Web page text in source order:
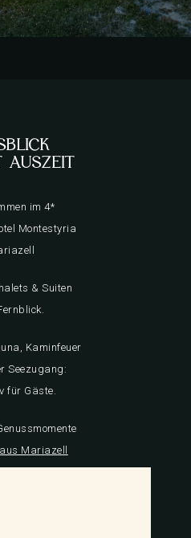
AUSZEIT
im 4*
Montestyria
& Suiten
Kaminfeuer
Seezugang:
für Gäste.
Mariazell